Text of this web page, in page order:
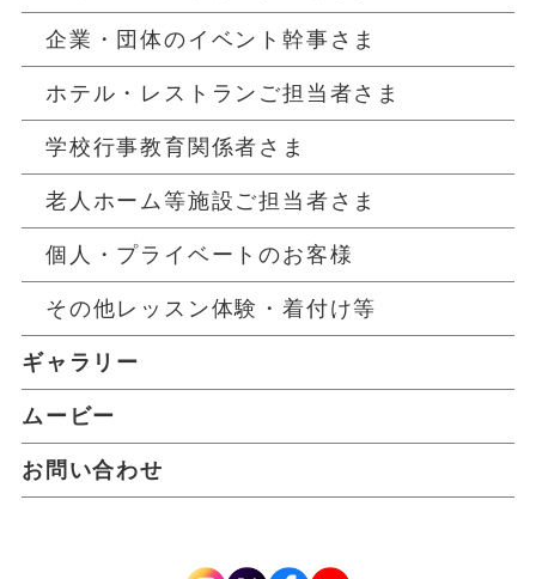
企業・団体のイベント幹事さま
ホテル・レストランご担当者さま
学校行事教育関係者さま
老人ホーム等施設ご担当者さま
個人・プライベートのお客様
その他レッスン体験・着付け等
ギャラリー
ムービー
お問い合わせ